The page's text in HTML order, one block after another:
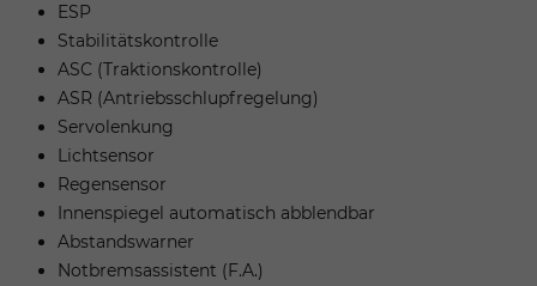
ESP
Stabilitätskontrolle
ASC (Traktionskontrolle)
ASR (Antriebsschlupfregelung)
Servolenkung
Lichtsensor
Regensensor
Innenspiegel automatisch abblendbar
Abstandswarner
Notbremsassistent (F.A.)